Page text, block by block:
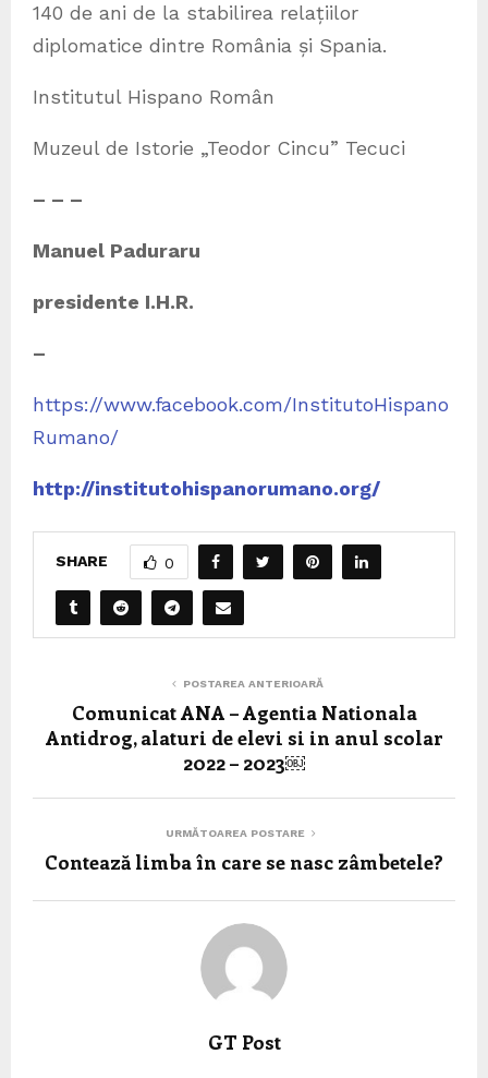
140 de ani de la stabilirea relațiilor
diplomatice dintre România și Spania.
Institutul Hispano Român
Muzeul de Istorie „Teodor Cincu” Tecuci
– – –
Manuel Paduraru
presidente I.H.R.
–
https://www.facebook.com/InstitutoHispano
Rumano/
http://institutohispanorumano.org/
SHARE 0
POSTAREA ANTERIOARĂ
Comunicat ANA – Agentia Nationala
Antidrog, alaturi de elevi si in anul scolar
2022 – 2023￼
URMĂTOAREA POSTARE
Contează limba în care se nasc zâmbetele?
GT Post